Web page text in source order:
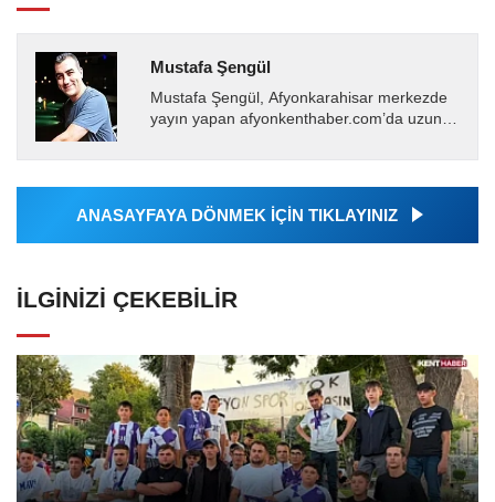
Mustafa Şengül
Mustafa Şengül, Afyonkarahisar merkezde
yayın yapan afyonkenthaber.com’da uzun
almakta, haber akışı...
ANASAYFAYA DÖNMEK İÇİN TIKLAYINIZ
İLGINIZI ÇEKEBILIR